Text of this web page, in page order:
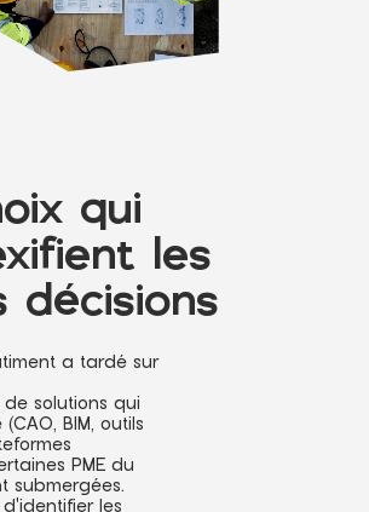
qui
les
décisions
timent a tardé sur
de solutions qui
(CAO BIM outils
eformes
rtaines PME du
t submergées.
d'identifier les